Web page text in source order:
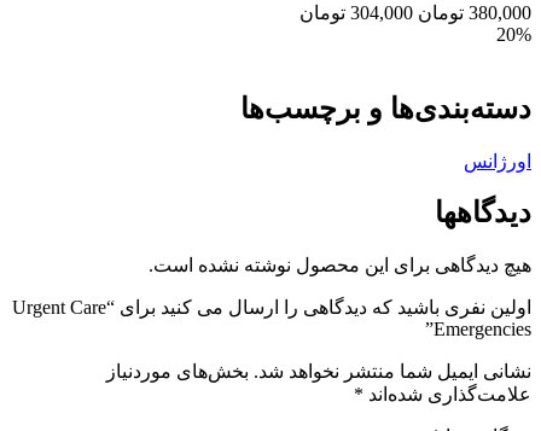
380,000 تومان 304,000 تومان
20%
دسته‌بندی‌ها و برچسب‌ها
اورژانس
دیدگاهها
هیچ دیدگاهی برای این محصول نوشته نشده است.
اولین نفری باشید که دیدگاهی را ارسال می کنید برای “Urgent Care
Emergencies”
نشانی ایمیل شما منتشر نخواهد شد. بخش‌های موردنیاز
علامت‌گذاری شده‌اند *